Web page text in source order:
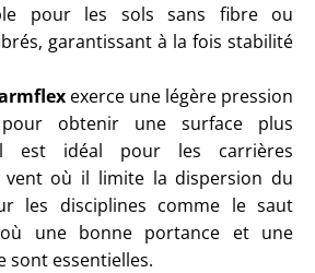
pour les sols sans fibre ou
garantissant à la fois stabilité
exerce une légère pression
obtenir une surface plus
est idéal pour les carrières
vent où il limite la dispersion du
les disciplines comme le saut
où une bonne portance et une
sont essentielles.